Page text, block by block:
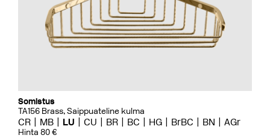
Somistus
TA156 Brass, Saippuateline kulma
CR MB LU CU BR BC HG BrBC BN AGr
Hinta 80 €